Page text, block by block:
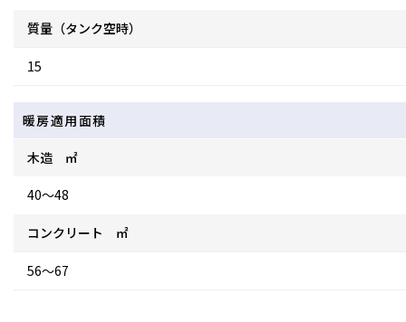
質量（タンク空時）
15
暖房適用面積
木造 ㎡
40～48
コンクリート ㎡
56～67